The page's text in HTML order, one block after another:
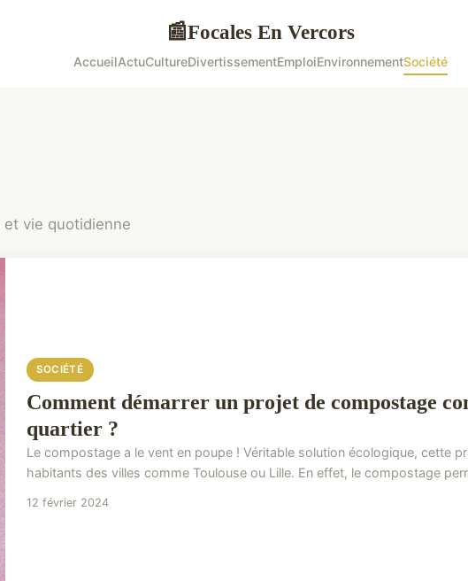
📰Focales En Vercors
AccueilActuCultureDivertissementEmploiEnvironnementSociété
vie quotidienne
SOCIÉTÉ
Comment démarrer un projet de compostage
quartier ?
Le compostage a le vent en poupe ! Véritable solution écologique, cette
habitants des villes comme Toulouse ou Lille. En effet, le compostage
12 février 2024